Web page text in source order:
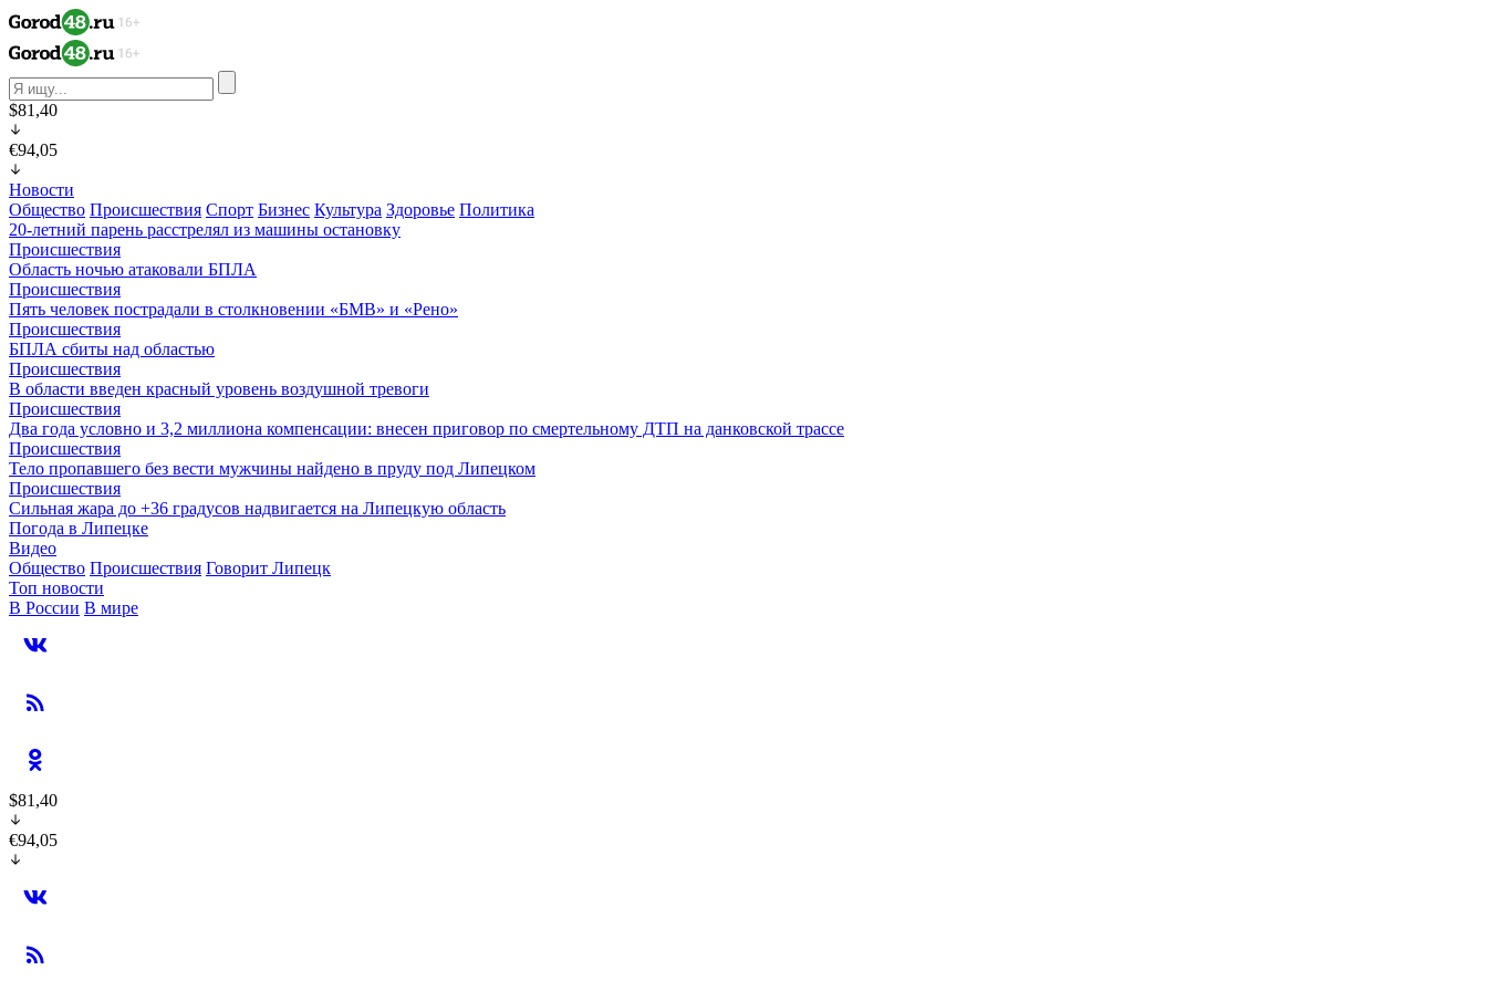
$81,40
€94,05
Новости
Общество Происшествия Спорт Бизнес Культура Здоровье Политика
20-летний парень расстрелял из машины остановку
Происшествия
Область ночью атаковали БПЛА
Происшествия
Пять человек пострадали в столкновении «БМВ» и «Рено»
Происшествия
БПЛА сбиты над областью
Происшествия
В области введен красный уровень воздушной тревоги
Происшествия
Два года условно и 3,2 миллиона компенсации: внесен приговор по смертельному ДТП на данковской трассе
Происшествия
Тело пропавшего без вести мужчины найдено в пруду под Липецком
Происшествия
Сильная жара до +36 градусов надвигается на Липецкую область
Погода в Липецке
Видео
Общество Происшествия Говорит Липецк
Топ новости
В России В мире
$81,40
€94,05